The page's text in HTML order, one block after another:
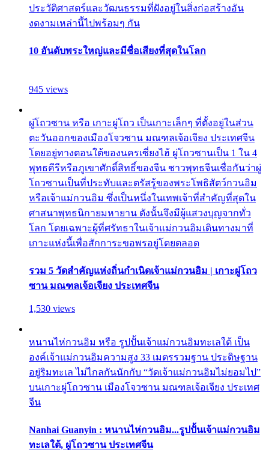
ประวัติศาสตร์และวัฒนธรรมที่ฝังอยู่ในสิ่งก่อสร้างอัน
งดงามเหล่านี้ไปพร้อมๆ กัน
10 อันดับพระใหญ่และมีชื่อเสียงที่สุดในโลก
945 views
ผู่โถวซาน หรือ เกาะผู่โถว เป็นเกาะเล็กๆ ที่ตั้งอยู่ในส่วน
ตะวันออกของเมืองโจวซาน มณฑลเจ้อเจียง ประเทศจีน
โดยอยู่ทางตอนใต้ของนครเซี่ยงไฮ้ ผู่โถวซานเป็น 1 ใน 4
พุทธคีรีหรือภูเขาศักดิ์สิทธิ์ของจีน ชาวพุทธจีนเชื่อกันว่าผู่
โถวซานเป็นที่ประทับและตรัสรู้ของพระโพธิสัตว์กวนอิม
หรือเจ้าแม่กวนอิม ซึ่งเป็นหนึ่งในเทพเจ้าที่สำคัญที่สุดใน
ศาสนาพุทธนิกายมหายาน ดังนั้นจึงมีผู้แสวงบุญจากทั่ว
โลก โดยเฉพาะผู้ที่ศรัทธาในเจ้าแม่กวนอิมเดินทางมาที่
เกาะแห่งนี้เพื่อสักการะขอพรอยู่โดยตลอด
รวม 5 วัดสำคัญแห่งถิ่นกำเนิดเจ้าแม่กวนอิม | เกาะผู่โถว
ซาน มณฑลเจ้อเจียง ประเทศจีน
1,530 views
หนานไห่กวนอิม หรือ รูปปั้นเจ้าแม่กวนอิมทะเลใต้ เป็น
องค์เจ้าแม่กวนอิมความสูง 33 เมตรรวมฐาน ประดิษฐาน
อยู่ริมทะเล ไม่ไกลกันนักกับ “วัดเจ้าแม่กวนอิมไม่ยอมไป”
บนเกาะผู่โถวซาน เมืองโจวซาน มณฑลเจ้อเจียง ประเทศ
จีน
Nanhai Guanyin : หนานไห่กวนอิม...รูปปั้นเจ้าแม่กวนอิม
ทะเลใต้, ผู่โถวซาน ประเทศจีน